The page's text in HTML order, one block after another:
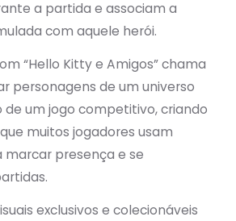
a partida e associam a
com aquele herói.
“Hello Kitty e Amigos” chama
personagens de um universo
um jogo competitivo, criando
muitos jogadores usam
presença e se
exclusivos e colecionáveis